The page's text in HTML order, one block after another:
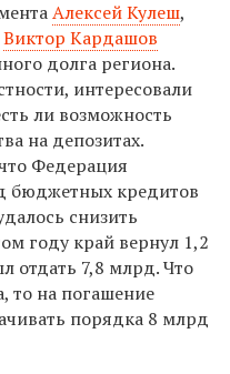
Алексей Кулеш,
Виктор Кардашов
долга региона.
интересовали
ли возможность
на депозитах.
Федерация
бюджетных кредитов
снизить
году край вернул 1,2
отдать 7,8 млрд. Что
то на погашение
порядка 8 млрд